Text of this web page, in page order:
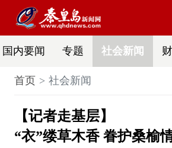
国内要闻 专题 社会新闻
首页 社会新闻
【记者走基层】
“衣”缕草木香 眷护桑榆